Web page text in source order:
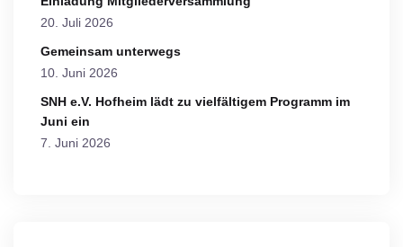
20. Juli 2026
Gemeinsam unterwegs
10. Juni 2026
SNH e.V. Hofheim lädt zu vielfältigem Programm im
Juni ein
7. Juni 2026